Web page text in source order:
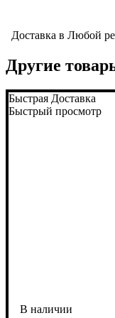
Доставка в Любой
Другие
Быстрая Доставка
Быстрый просмотр